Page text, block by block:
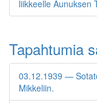
liikkeelle Aunuksen
Tapahtumia
03.12.1939 —
Mikkeliin.